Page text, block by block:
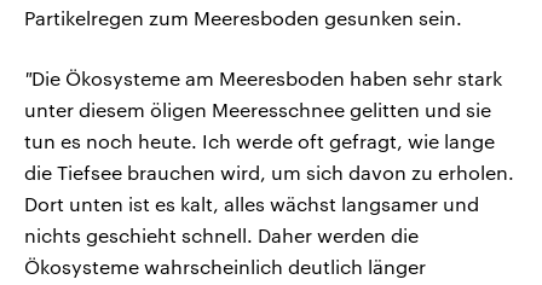
Partikelregen zum Meeresboden gesunken sein.
"Die Ökosysteme am Meeresboden haben sehr stark
unter diesem öligen Meeresschnee gelitten und sie
tun es noch heute. Ich werde oft gefragt, wie lange
die Tiefsee brauchen wird, um sich davon zu erholen.
Dort unten ist es kalt, alles wächst langsamer und
nichts geschieht schnell. Daher werden die
Ökosysteme wahrscheinlich deutlich länger